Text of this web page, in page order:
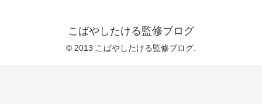
こばやしたける監修ブログ
© 2013 こばやしたける監修ブログ.